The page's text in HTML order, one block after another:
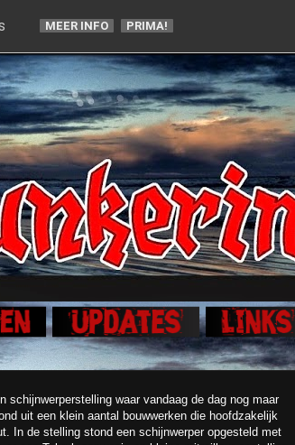
schijnwerperstelling waar vandaag de dag nog maar
uit een klein aantal bouwwerken die hoofdzakelijk
In de stelling stond een schijnwerper opgesteld met
MEER INFO PRIMA!